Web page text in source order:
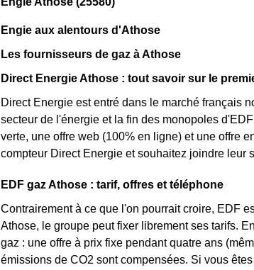
Engie aux alentours d'Athose
Les fournisseurs de gaz à Athose
Direct Energie Athose : tout savoir sur le
Direct Energie est entré dans le marché français
secteur de l'énergie et la fin des monopoles
verte, une offre web (100% en ligne) et une offre
compteur Direct Energie et souhaitez joindre leur
EDF gaz Athose : tarif, offres et téléphone
Contrairement à ce que l'on pourrait croire, EDF
Athose, le groupe peut fixer librement ses tarifs.
gaz : une offre à prix fixe pendant quatre ans
émissions de CO2 sont compensées. Si vous